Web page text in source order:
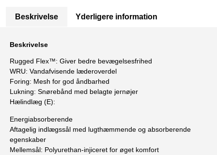
Beskrivelse Yderligere information
Beskrivelse
Rugged Flex™: Giver bedre bevægelsesfrihed
WRU: Vandafvisende læderoverdel
Foring: Mesh for god åndbarhed
Lukning: Snørebånd med belagte jernøjer
Hælindlæg (E):
Energiabsorberende
Aftagelig indlægssål med lugthæmmende og absorberende
egenskaber
Mellemsål: Polyurethan-injiceret for øget komfort